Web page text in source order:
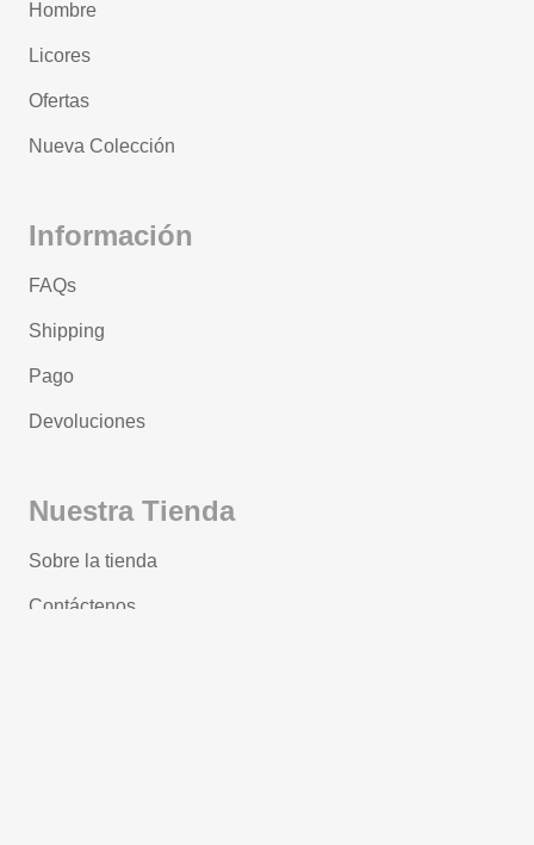
Hombre
Licores
Ofertas
Nueva Colección
Información
FAQs
Shipping
Pago
Devoluciones
Nuestra Tienda
Sobre la tienda
Contáctenos